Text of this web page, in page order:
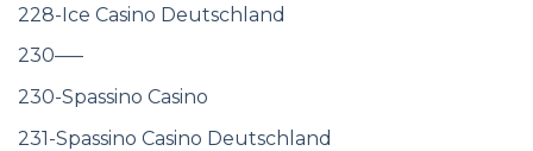
228-Ice Casino Deutschland
230—–
230-Spassino Casino
231-Spassino Casino Deutschland